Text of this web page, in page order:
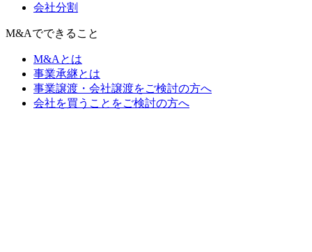
会社分割
M&Aでできること
M&Aとは
事業承継とは
事業譲渡・会社譲渡をご検討の方へ
会社を買うことをご検討の方へ